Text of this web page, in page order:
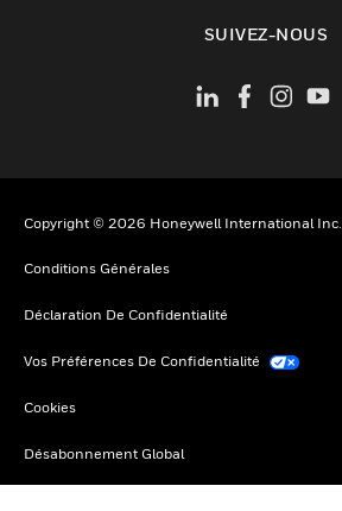
SUIVEZ-NOUS
Copyright © 2026 Honeywell International Inc.
Conditions Générales
Déclaration De Confidentialité
Vos Préférences De Confidentialité
Cookies
Désabonnement Global